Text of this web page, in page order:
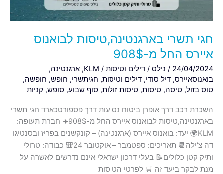
חגי תשרי בארגנטינה,טיסות לבואנוס
איירס החל מ-908$
24/04/2024
/ נילס / דילים וטיסות /
KLM
, ארגנטינה,
בואנוסאיירס, דיל סודי, דילים וטיסות, חגיתשרי, חופש, חופשה,
טוס בזול, טיסה, טיסות, טיסות זולות, סוף שבוע, סופש, קניות
השכרת רכב דרך אופרן ביטוח נסיעות דרך פספורטכארד חגי תשרי
בארגנטינה,טיסות לבואנוס איירס החל מ-908$✈️ חברת תעופה:
KLM🌍 יעד: בואנוס איירס (ארגנטינה) – קונקשנים בפריז ובסנטיגו
דה צ'ילה📆 תאריכים: ספטמבר – אוקטובר 24🎒 כבודה: טרולי
ותיק קטן כלולים📝 בעלי דרכון ישראלי אינם נדרשים לאשרה על
מנת לבקר ביעד זה 🛒 לפרטי הטיסות